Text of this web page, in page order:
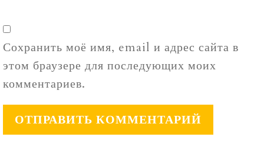
Сохранить моё имя, email и адрес сайта в
этом браузере для последующих моих
комментариев.